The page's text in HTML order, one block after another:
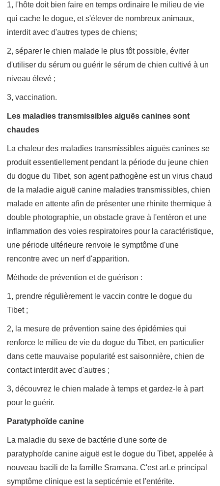
1, l'hôte doit bien faire en temps ordinaire le milieu de vie
qui cache le dogue, et s'élever de nombreux animaux,
interdit avec d'autres types de chiens;
2, séparer le chien malade le plus tôt possible, éviter
d'utiliser du sérum ou guérir le sérum de chien cultivé à un
niveau élevé ;
3, vaccination.
Les maladies transmissibles aiguës canines sont
chaudes
La chaleur des maladies transmissibles aiguës canines se
produit essentiellement pendant la période du jeune chien
du dogue du Tibet, son agent pathogène est un virus chaud
de la maladie aiguë canine maladies transmissibles, chien
malade en attente afin de présenter une rhinite thermique à
double photographie, un obstacle grave à l'entéron et une
inflammation des voies respiratoires pour la caractéristique,
une période ultérieure renvoie le symptôme d'une
rencontre avec un nerf d'apparition.
Méthode de prévention et de guérison :
1, prendre régulièrement le vaccin contre le dogue du
Tibet ;
2, la mesure de prévention saine des épidémies qui
renforce le milieu de vie du dogue du Tibet, en particulier
dans cette mauvaise popularité est saisonnière, chien de
contact interdit avec d'autres ;
3, découvrez le chien malade à temps et gardez-le à part
pour le guérir.
Paratyphoïde canine
La maladie du sexe de bactérie d'une sorte de
paratyphoïde canine aiguë est le dogue du Tibet, appelée à
nouveau bacili de la famille Sramana. C'est arLe principal
symptôme clinique est la septicémie et l'entérite.